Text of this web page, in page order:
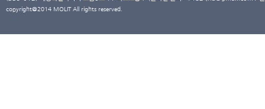
copyright@2014 MOLIT All rights reserved.